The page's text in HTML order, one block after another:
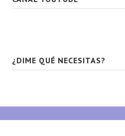
¿DIME QUÉ NECESITAS?